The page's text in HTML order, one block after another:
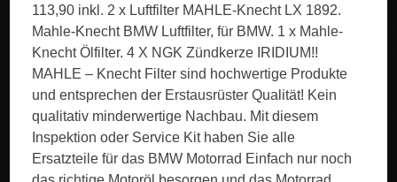
113,90 inkl. 2 x Luftfilter MAHLE-Knecht LX 1892.
Mahle-Knecht BMW Luftfilter, für BMW. 1 x Mahle-
Knecht Ölfilter. 4 X NGK Zündkerze IRIDIUM!!
MAHLE – Knecht Filter sind hochwertige Produkte
und entsprechen der Erstausrüster Qualität! Kein
qualitativ minderwertige Nachbau. Mit diesem
Inspektion oder Service Kit haben Sie alle
Ersatzteile für das BMW Motorrad Einfach nur noch